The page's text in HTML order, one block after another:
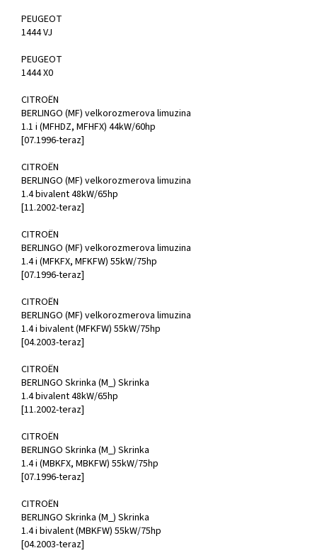
PEUGEOT
1444 VJ
PEUGEOT
1444 X0
CITROËN
BERLINGO (MF) velkorozmerova limuzina
1.1 i (MFHDZ, MFHFX) 44kW/60hp
[07.1996-teraz]
CITROËN
BERLINGO (MF) velkorozmerova limuzina
1.4 bivalent 48kW/65hp
[11.2002-teraz]
CITROËN
BERLINGO (MF) velkorozmerova limuzina
1.4 i (MFKFX, MFKFW) 55kW/75hp
[07.1996-teraz]
CITROËN
BERLINGO (MF) velkorozmerova limuzina
1.4 i bivalent (MFKFW) 55kW/75hp
[04.2003-teraz]
CITROËN
BERLINGO Skrinka (M_) Skrinka
1.4 bivalent 48kW/65hp
[11.2002-teraz]
CITROËN
BERLINGO Skrinka (M_) Skrinka
1.4 i (MBKFX, MBKFW) 55kW/75hp
[07.1996-teraz]
CITROËN
BERLINGO Skrinka (M_) Skrinka
1.4 i bivalent (MBKFW) 55kW/75hp
[04.2003-teraz]